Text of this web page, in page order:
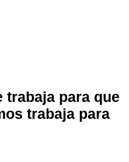
trabaja para que
trabaja para